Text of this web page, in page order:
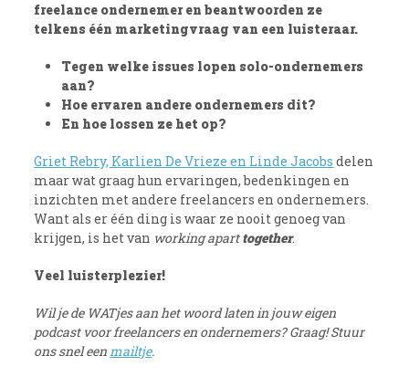
freelance ondernemer en beantwoorden ze
telkens één marketingvraag van een luisteraar.
Tegen welke issues lopen solo-ondernemers
aan?
Hoe ervaren andere ondernemers dit?
En hoe lossen ze het op?
Griet Rebry, Karlien De Vrieze en Linde Jacobs delen
maar wat graag hun ervaringen, bedenkingen en
inzichten met andere freelancers en ondernemers.
Want als er één ding is waar ze nooit genoeg van
krijgen, is het van working aparttogether.
Veel luisterplezier!
Wil je de WATjes aan het woord laten in jouw eigen
podcast voor freelancers en ondernemers? Graag! Stuur
ons snel eenmailtje.